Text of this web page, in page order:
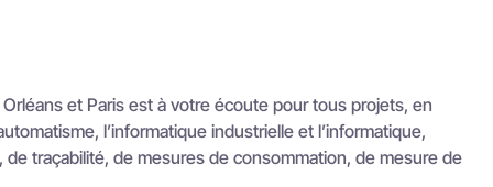
et Paris est à votre écoute pour tous projets, en
l’informatique industrielle et l’informatique,
traçabilité, de mesures de consommation, de mesure de